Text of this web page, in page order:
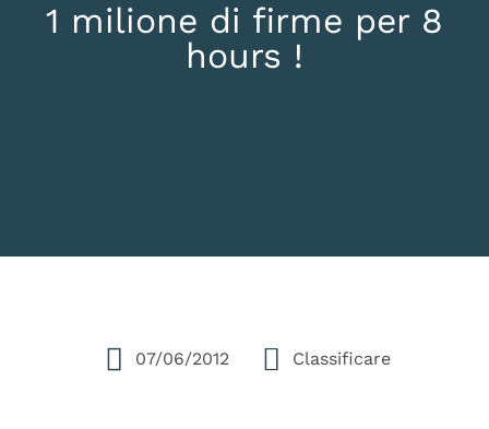
1 milione di firme per 8
hours !
07/06/2012 Classificare